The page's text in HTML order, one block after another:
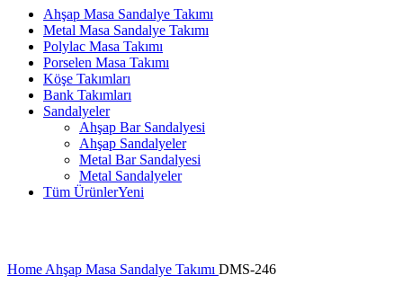
Ahşap Masa Sandalye Takımı
Metal Masa Sandalye Takımı
Polylac Masa Takımı
Porselen Masa Takımı
Köşe Takımları
Bank Takımları
Sandalyeler
Ahşap Bar Sandalyesi
Ahşap Sandalyeler
Metal Bar Sandalyesi
Metal Sandalyeler
Tüm ÜrünlerYeni
Home Ahşap Masa Sandalye Takımı DMS-246